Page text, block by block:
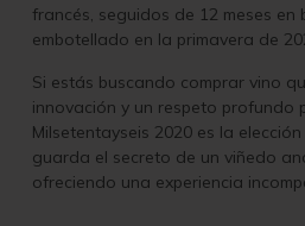
francés, seguidos de 12 meses en
embotellado en la primavera de
Si estás buscando comprar vino
innovación y un respeto profundo
Milsetentayseis 2020 es la
guarda el secreto de un viñedo
ofreciendo una experiencia